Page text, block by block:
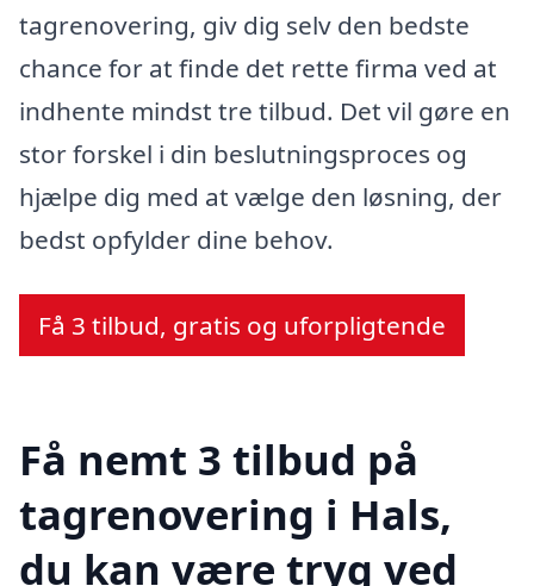
tagrenovering, giv dig selv den bedste
chance for at finde det rette firma ved at
indhente mindst tre tilbud. Det vil gøre en
stor forskel i din beslutningsproces og
hjælpe dig med at vælge den løsning, der
bedst opfylder dine behov.
Få 3 tilbud, gratis og uforpligtende
Få nemt 3 tilbud på
tagrenovering i Hals,
du kan være tryg ved